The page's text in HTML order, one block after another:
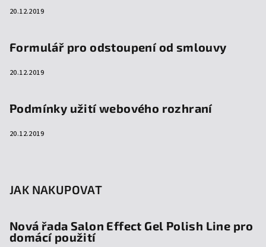
20.12.2019
Formulář pro odstoupení od smlouvy
20.12.2019
Podmínky užití webového rozhraní
20.12.2019
JAK NAKUPOVAT
Nová řada Salon Effect Gel Polish Line pro
domácí použití